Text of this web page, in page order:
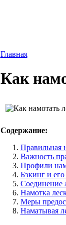
Главная
Как
Содержание:
Правильная
Важность
Профили
Бэкинг и
Соединение
Намотка
Меры
Наматывая